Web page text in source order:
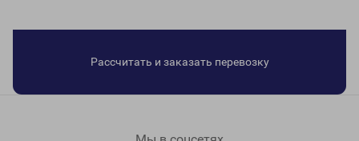
Рассчитать и заказать перевозку